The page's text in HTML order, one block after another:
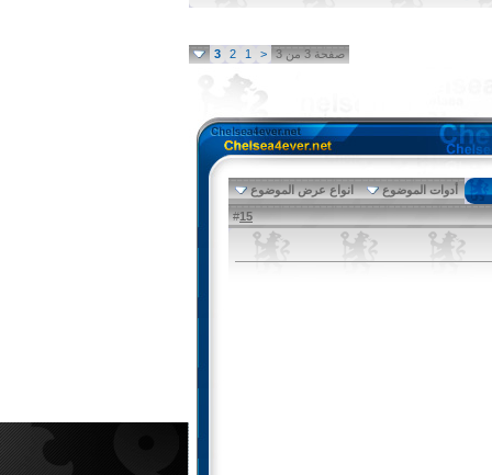
صفحة 3 من 3 <
1
2
3
أدوات الموضوع
انواع عرض الموضوع
#
15